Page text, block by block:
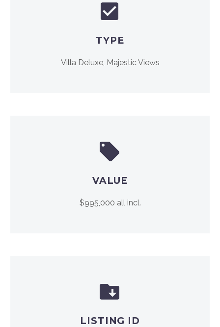


TYPE
Villa Deluxe, Majestic Views


VALUE
$995,000 all incl.


LISTING ID